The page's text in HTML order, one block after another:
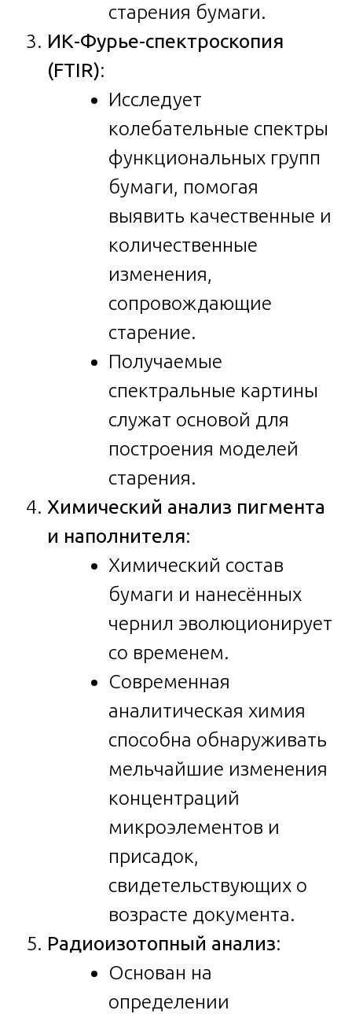
старения бумаги.
ИК-Фурье-спектроскопия
(FTIR):
Исследует
колебательные спектры
функциональных групп
бумаги, помогая
выявить качественные и
количественные
изменения,
сопровождающие
старение.
Получаемые
спектральные картины
служат основой для
построения моделей
старения.
Химический анализ пигмента
и наполнителя:
Химический состав
бумаги и нанесённых
чернил эволюционирует
со временем.
Современная
аналитическая химия
способна обнаруживать
мельчайшие изменения
концентраций
микроэлементов и
присадок,
свидетельствующих о
возрасте документа.
Радиоизотопный анализ:
Основан на
определении